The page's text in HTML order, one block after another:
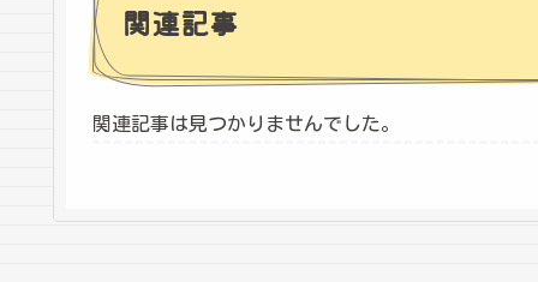
関連記事
関連記事は見つかりませんでした。